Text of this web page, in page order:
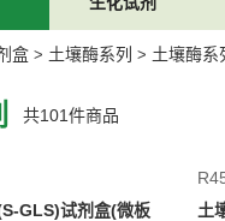
盒 > 土壤酶系列 > 土壤酶系
共101件商品
GLS)试剂盒(微板
土